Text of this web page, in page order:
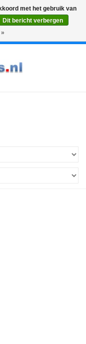
met het gebruik van
Dit bericht verbergen